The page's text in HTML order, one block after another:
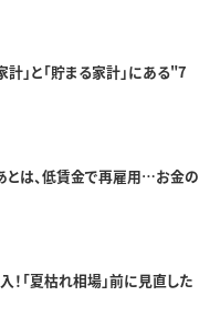
計」と「貯まる家計」にある"7
とは、低賃金で再雇用…お金の
「夏枯れ相場」前に見直した